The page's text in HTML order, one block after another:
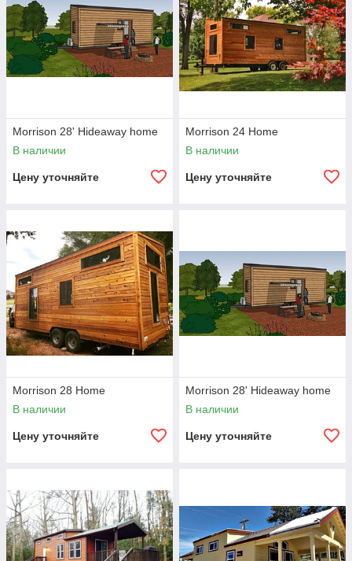
Morrison 28' Hideaway home
В наличии
Цену уточняйте
Morrison 24 Home
В наличии
Цену уточняйте
Morrison 28 Home
В наличии
Цену уточняйте
Morrison 28' Hideaway home
В наличии
Цену уточняйте